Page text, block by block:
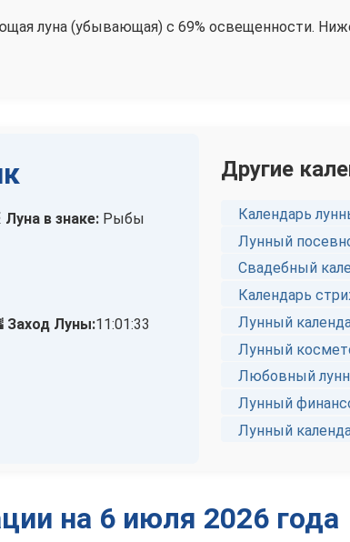
луна (убывающая) с 69% освещенности.
Луна в знаке:Рыбы
Заход Луны:11:01:33
Другие
Календарь
Лунный
Свадебный
Календарь
Лунный
Лунный
Любовный
Лунный
Лунный
на 6 июля 2026 года